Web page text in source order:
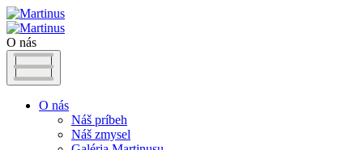
O nás
O nás
Náš príbeh
Náš zmysel